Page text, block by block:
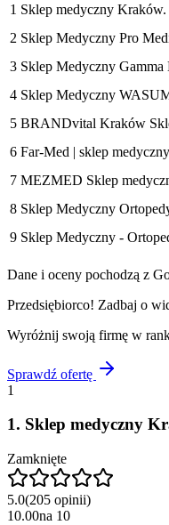
1 Sklep medyczny
2 Sklep Medyczny Pro
3 Sklep Medyczny Gamma
4 Sklep Medyczny
5 BRANDvital Kraków
6 Far-Med | sklep
7 MEZMED Sklep
8 Sklep Medyczny
9 Sklep Medyczny -
Dane i oceny pochodzą z
Przedsiębiorco! Zadbaj o
Wyróżnij swoją firmę w
Sprawdź ofertę
1
1. Sklep medyczny
Zamknięte
5.0(205 opinii)
10.00na 10